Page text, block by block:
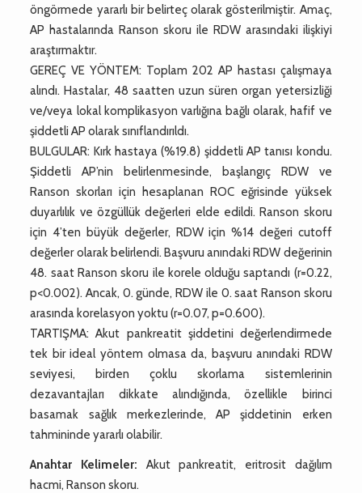
öngörmede yararlı bir belirteç olarak gösterilmiştir. Amaç,
AP hastalarında Ranson skoru ile RDW arasındaki ilişkiyi
araştırmaktır.
GEREÇ VE YÖNTEM: Toplam 202 AP hastası çalışmaya
alındı. Hastalar, 48 saatten uzun süren organ yetersizliği
ve/veya lokal komplikasyon varlığına bağlı olarak, hafif ve
şiddetli AP olarak sınıflandırıldı.
BULGULAR: Kırk hastaya (%19.8) şiddetli AP tanısı kondu.
Şiddetli AP’nin belirlenmesinde, başlangıç RDW ve
Ranson skorları için hesaplanan ROC eğrisinde yüksek
duyarlılık ve özgüllük değerleri elde edildi. Ranson skoru
için 4’ten büyük değerler, RDW için %14 değeri cutoff
değerler olarak belirlendi. Başvuru anındaki RDW değerinin
48. saat Ranson skoru ile korele olduğu saptandı (r=0.22,
p<0.002). Ancak, 0. günde, RDW ile 0. saat Ranson skoru
arasında korelasyon yoktu (r=0.07, p=0.600).
TARTIŞMA: Akut pankreatit şiddetini değerlendirmede
tek bir ideal yöntem olmasa da, başvuru anındaki RDW
seviyesi, birden çoklu skorlama sistemlerinin
dezavantajları dikkate alındığında, özellikle birinci
basamak sağlık merkezlerinde, AP şiddetinin erken
tahmininde yararlı olabilir.
Anahtar Kelimeler: Akut pankreatit, eritrosit dağılım
hacmi, Ranson skoru.